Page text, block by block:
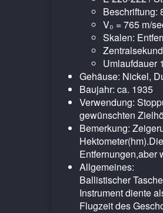
Beschriftung:
V₀ = 765 m/
Skalen:
Umlaufdauer
Gehäuse: Nickel,
Baujahr: ca. 1935
Verwendung:
gewünschten
Bemerkung:
Entfernungen,aber
Allgemeines:
Ballistischer
Instrument diente
Flugzeit des